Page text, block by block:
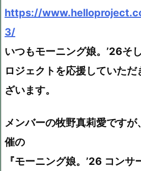
https://
3/
いつもモーニング娘。’26そ
ロジェクトを応援していた
ざいます。
メンバーの牧野真莉愛ですが
催の
『モーニング娘。’26 コンサ